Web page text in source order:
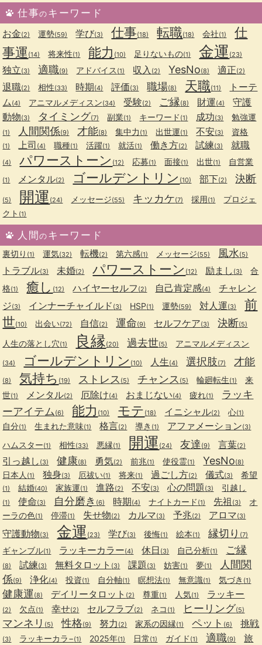
仕事のキーワード
お金(2) 運勢(59) 学び(3) 仕事(18) 転職(18) 会社(1)
仕
事運 (14) 将来性(1) 能力 (10) 足りないもの(1) 金運 (23)
独立(3) 適職(9) アドバイス (1) 収入 (2) YesNo(8) 適正(2)
退職(2) 相性(33) 時期(4) 評価(3) 職場(8) 天職(11)
トーテ
ム(4) アニマルメディスン(34) 受験(2) ご縁(8) 財運(4)
守護
動物(3) タイミング(7) 副業(1) キーワード (1) 成功(3) 勉強運
(1) 人間関係(9) 才能(8) 集中力 (1) 出世運(1) 不安(3) 資格
(1) 上司 (4) 職種(1) 活躍(1) 就活(1) 働き方(2) 試練(3) 就職
(4) パワーストーン (12) 応募(1) 面接(1) 出世(1) 自営業
(1) メンタル(2) ゴールデントリン (10) 部下(2) 決断
(5) 開運 (24) メッセージ(55) キッカケ(7) 採用(1)
プロジェ
クト (1)
人間のキーワード
裏切り (1) 運気(32) 転機(2) 第六感(1) メッセージ(55) 風水(5)
トラブル(3) 未婚(2) パワーストーン (12) 励まし (3)
合
格(1) 癒し (12) ハイヤーセルフ (2) 自己肯定感(4)
チャレン
ジ(3) インナーチャイルド (3) HSP(1) 運勢(59) 対人運(3)
前
世(10) 出会い(72) 自信(2) 運命(9) セルフケア(3) 決断(5)
人生の落とし穴(1) 良縁(20) 過去世(5) アニマルメディスン
(34) ゴールデントリン (10) 人生(4) 選択肢(7) 才能
(8) 気持ち (19) ストレス (5) チャンス (5) 輪廻転生(1)
来
世(1) メンタル(2) 厄除け(4) おまじない(4) 疲れ(1)
ラッキ
ーアイテム(6) 能力 (10) モテ (18) イニシャル(2) 心(1)
自分(1) 生まれた意味(1) 格言(2) 導き (1) アファメーション(3)
ハムスター(1) 相性(33) 悪縁(1) 開運 (24) 友達 (9) 言葉(2)
引っ越し (3) 健康(8) 勇気(2) 前兆(1) 使役霊(1) YesNo(8)
日本人 (1) 独身(3) 厄祓い(1) 将来(1) 過ごし方(2) 儀式(3) 希望
(1) 結婚(40) 家族運(1) 進路(2) 不安(3) 心の問題(3) 引越し
(1) 使命(3) 自分磨き (6) 時期(4) ナイトカード (1) 先祖 (3)
オ
ーラの色(1) 停滞(1) 失せ物(2) カルマ(3) 予兆(2) アロマ(3)
守護動物(3) 金運 (23) 学び(3) 後悔(1) 絵本(1) 縁切り (7)
ギャンブル(1) ラッキーカラー(4) 休日 (3) 自己分析(1) ご縁
(8) 試練(3) 無料タロット (3) 課題(3) 妨害(1) 夢(1)
人間関
係(9) 浄化(4) 投資(1) 自分軸(1) 瞑想法(1) 無意識(1) 気づき (1)
健康運(8) デイリータロット (2) 尊重(1) 人気(1) ラッキー
(2) 欠点(1) 幸せ(2) セルフラブ(2) ネコ (1) ヒーリング(5)
マンネリ (5) 性格(9) 努力 (2) 家系の因縁(1) ペット (6) 挑戦
(3) ラッキーカラ−(1) 2025年(1) 日常 (1) ガイド (1) 適職(9)
旅